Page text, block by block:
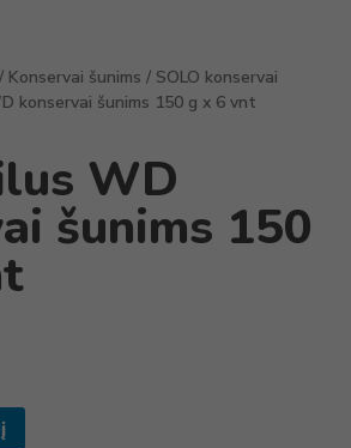
/ Konservai šunims / SOLO konservai
konservai šunims 150 g x 6 vnt
WD
šunims 150